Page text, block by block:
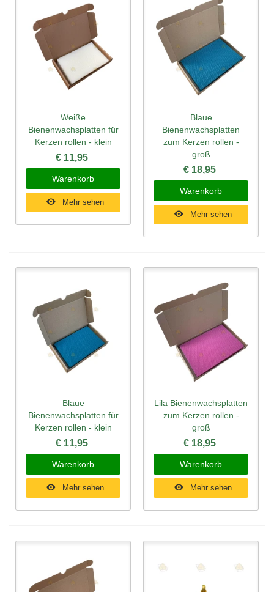
Weiße
Bienenwachsplatten für
Kerzen rollen - klein
€ 11,95
Warenkorb
Mehr sehen
Blaue
Bienenwachsplatten
zum Kerzen rollen -
groß
€ 18,95
Warenkorb
Mehr sehen
Blaue
Bienenwachsplatten für
Kerzen rollen - klein
€ 11,95
Warenkorb
Mehr sehen
Lila Bienenwachsplatten
zum Kerzen rollen -
groß
€ 18,95
Warenkorb
Mehr sehen